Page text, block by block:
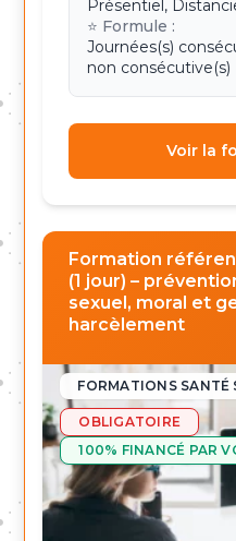
Présentiel,
⭐ Formule :
Journées(s)
non consécutive(s)
Voir la
Formation
(1 jour) –
sexuel, moral et
harcèlement
OBLIGATOIRE
100% FINANCÉ PAR